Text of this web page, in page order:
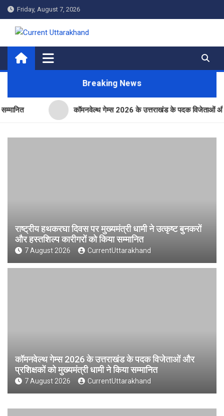
Skip
to
content
Friday, August 7, 2026
Current Uttarakhand
Breaking News
कॉमनवेल्थ गेम्स 2026 के उत्तराखंड के पदक विजेताओं और
राष्ट्रीय हथकरघा दिवस पर मुख्यमंत्री धामी ने उत्कृष्ट बुनकरों
और हस्तशिल्प कारीगरों को किया सम्मानित
7 August 2026 CurrentUttarakhand
कॉमनवेल्थ गेम्स 2026 के उत्तराखंड के पदक विजेताओं और
प्रशिक्षकों को मुख्यमंत्री धामी ने किया सम्मानित
7 August 2026 CurrentUttarakhand